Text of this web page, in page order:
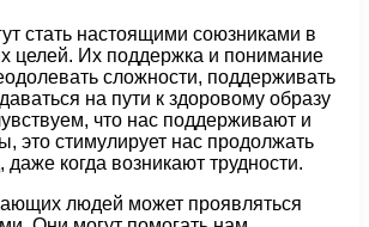
стать настоящими союзниками в
целей. Их поддержка и понимание
сложности, поддерживать
на пути к здоровому образу
что нас поддерживают и
это стимулирует нас продолжать
даже когда возникают трудности.
людей может проявляться